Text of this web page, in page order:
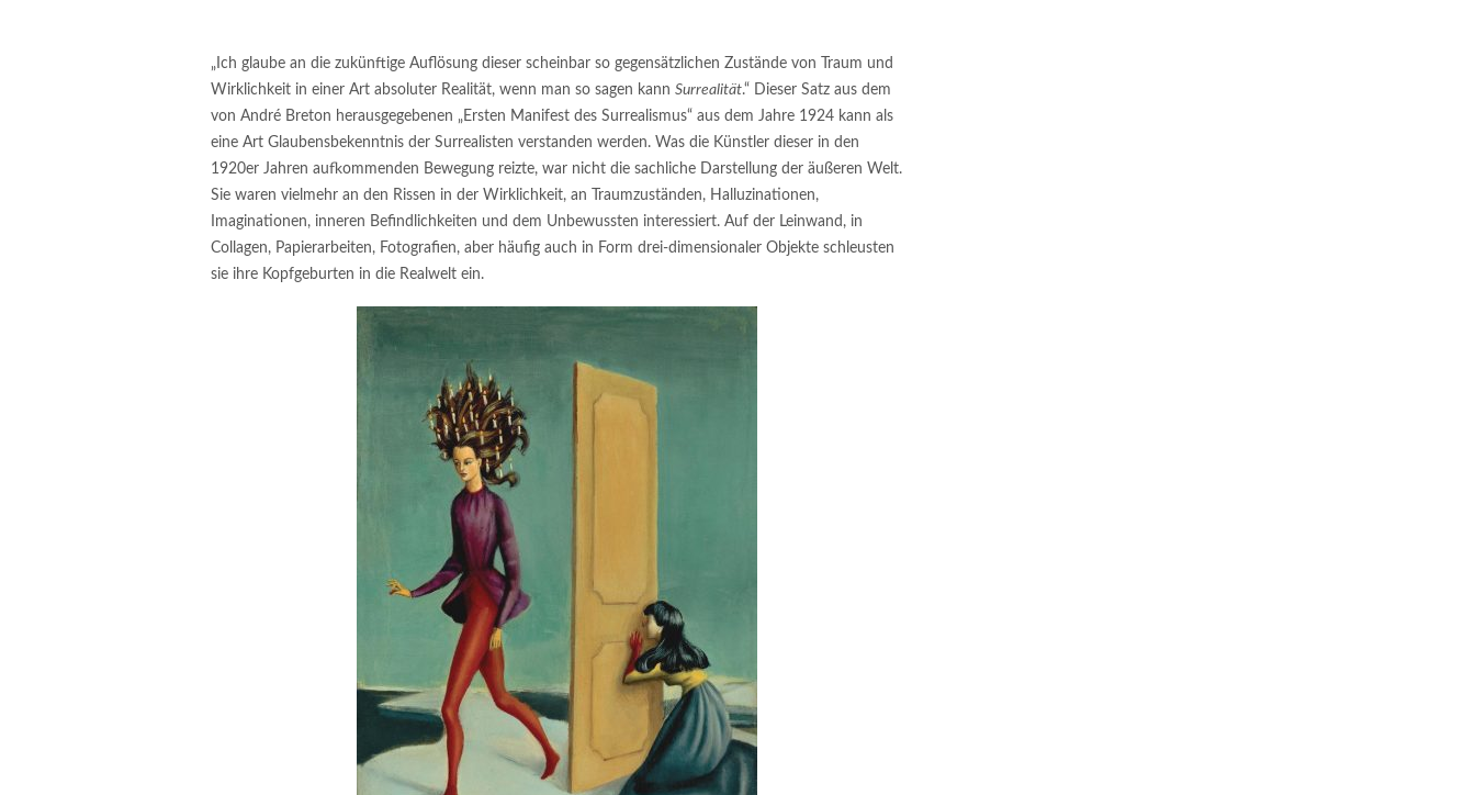
„Ich glaube an die zukünftige Auflösung dieser scheinbar so gegensätzlichen Zustände von Traum und
Wirklichkeit in einer Art absoluter Realität, wenn man so sagen kann Surrealität.“ Dieser Satz aus dem
von André Breton herausgegebenen „Ersten Manifest des Surrealismus“ aus dem Jahre 1924 kann als
eine Art Glaubensbekenntnis der Surrealisten verstanden werden. Was die Künstler dieser in den
1920er Jahren aufkommenden Bewegung reizte, war nicht die sachliche Darstellung der äußeren Welt.
Sie waren vielmehr an den Rissen in der Wirklichkeit, an Traumzuständen, Halluzinationen,
Imaginationen, inneren Befindlichkeiten und dem Unbewussten interessiert. Auf der Leinwand, in
Collagen, Papierarbeiten, Fotografien, aber häufig auch in Form drei-dimensionaler Objekte schleusten
sie ihre Kopfgeburten in die Realwelt ein.